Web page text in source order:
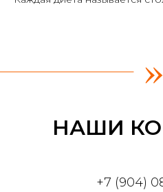
»
НАШИ
+7 (904)